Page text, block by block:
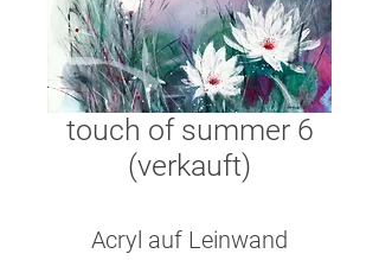
touch of summer 6
(verkauft)
Acryl auf Leinwand